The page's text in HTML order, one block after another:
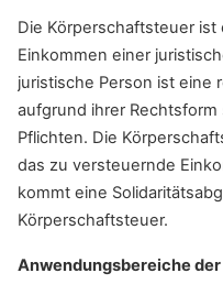
Die Körperschaftsteuer ist
Einkommen einer
juristische Person ist eine
aufgrund ihrer
Pflichten. Die
das zu versteuernde
kommt eine
Körperschaftsteuer.
Anwendungsbereiche